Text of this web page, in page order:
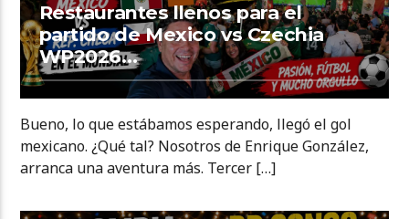
Restaurantes llenos para el
partido de Mexico vs Czechia
WP2026…
Bueno, lo que estábamos esperando, llegó el gol
mexicano. ¿Qué tal? Nosotros de Enrique González,
arranca una aventura más. Tercer […]